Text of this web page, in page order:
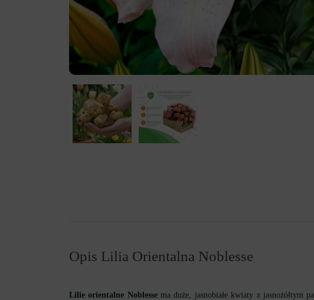
Opis Lilia Orientalna Noblesse
Lilie orientalne Noblessema duże, jasnobiałe kwiaty z jasnożółtym